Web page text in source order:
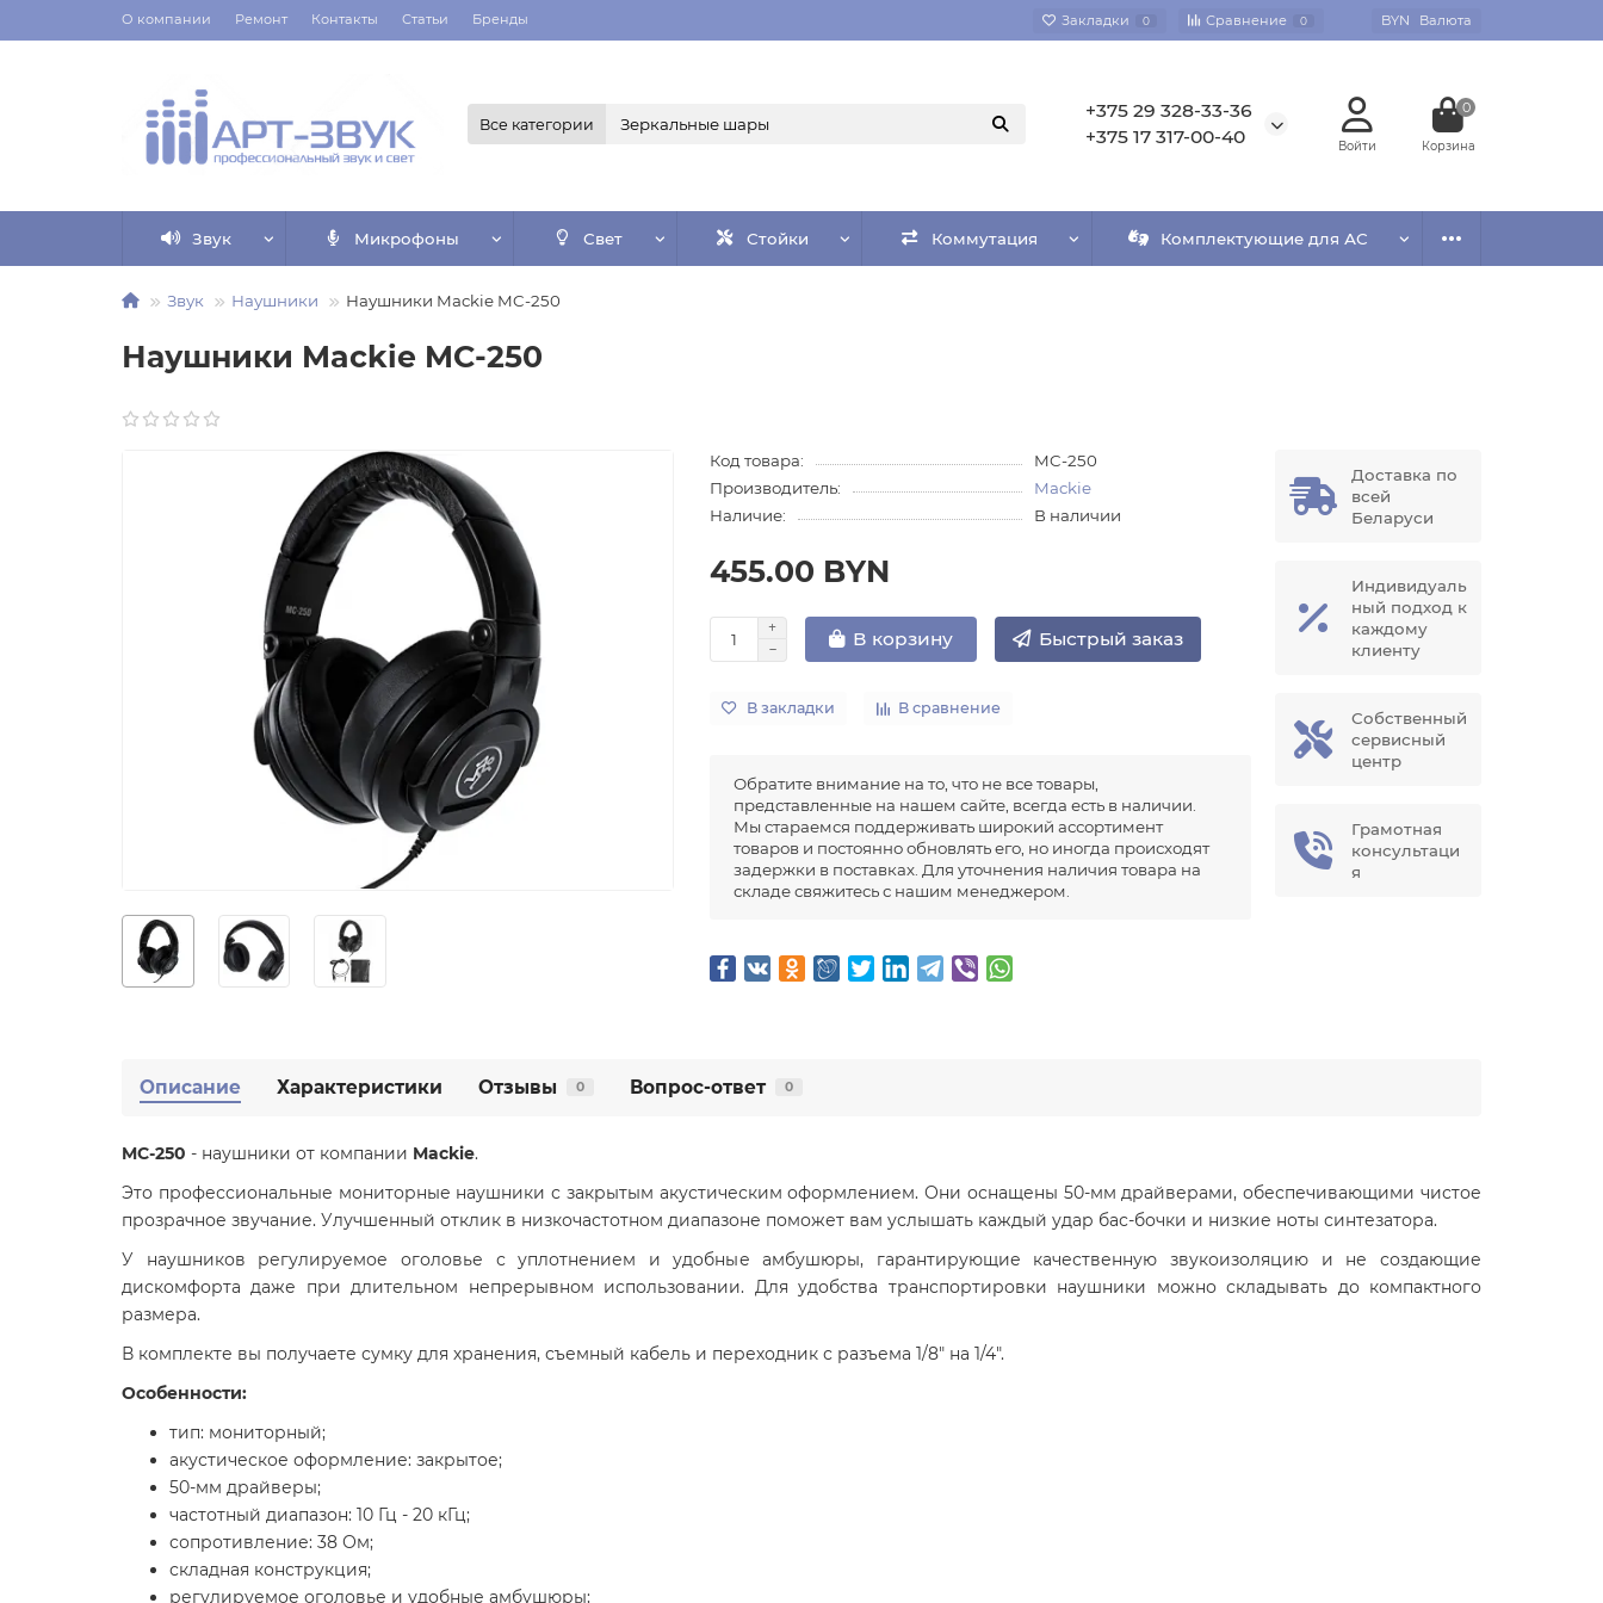
О компании Ремонт Контакты Статьи Бренды Закладки 0 Сравнение 0 BYN Валюта
Все категории
+375 29 328-33-36
+375 17 317-00-40
0
Звук Микрофоны Свет Стойки Коммутация Комплектующие для АС
Звук Наушники Наушники Mackie MC-250
Наушники Mackie MC-250
Код товара:
MC-250
Производитель:
Mackie
Наличие:
В наличии
455.00 BYN
В корзину Быстрый заказ
В закладки В сравнение
Обратите внимание на то, что не все товары,
представленные на нашем сайте, всегда есть в наличии.
Мы стараемся поддерживать широкий ассортимент
товаров и постоянно обновлять его, но иногда происходят
задержки в поставках. Для уточнения наличия товара на
складе свяжитесь с нашим менеджером.
Доставка по
всей
Беларуси
Индивидуаль
ный подход к
каждому
клиенту
Собственный
сервисный
центр
Грамотная
консультаци
я
Описание Характеристики Отзывы 0 Вопрос-ответ 0
MC-250 - наушники от компании Mackie.
Это профессиональные мониторные наушники с закрытым акустическим оформлением. Они оснащены 50-мм драйверами, обеспечивающими чистое
прозрачное звучание. Улучшенный отклик в низкочастотном диапазоне поможет вам услышать каждый удар бас-бочки и низкие ноты синтезатора.
У наушников регулируемое оголовье с уплотнением и удобные амбушюры, гарантирующие качественную звукоизоляцию и не создающие
дискомфорта даже при длительном непрерывном использовании. Для удобства транспортировки наушники можно складывать до компактного
размера.
В комплекте вы получаете сумку для хранения, съемный кабель и переходник с разъема 1/8" на 1/4".
Особенности:
тип: мониторный;
акустическое оформление: закрытое;
50-мм драйверы;
частотный диапазон: 10 Гц - 20 кГц;
сопротивление: 38 Ом;
складная конструкция;
регулируемое оголовье и удобные амбушюры;